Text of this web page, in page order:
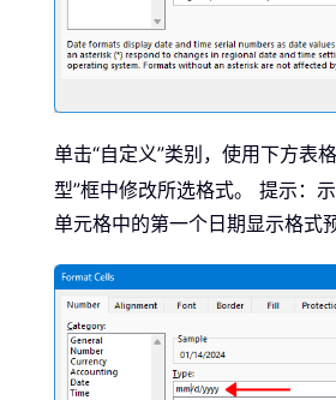
单击“自定义”类别，使用下方表
型”框中修改所选格式。
提示：
单元格中的第一个日期显示格式预